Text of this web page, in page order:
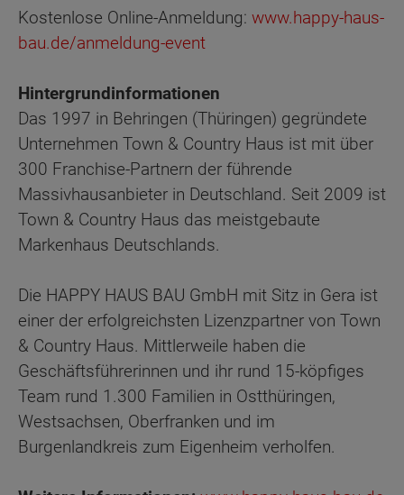
Kostenlose Online-Anmeldung: www.happy-haus-
bau.de/anmeldung-event
Hintergrundinformationen
Das 1997 in Behringen (Thüringen) gegründete
Unternehmen Town & Country Haus ist mit über
300 Franchise-Partnern der führende
Massivhausanbieter in Deutschland. Seit 2009 ist
Town & Country Haus das meistgebaute
Markenhaus Deutschlands.
Die HAPPY HAUS BAU GmbH mit Sitz in Gera ist
einer der erfolgreichsten Lizenzpartner von Town
& Country Haus. Mittlerweile haben die
Geschäftsführerinnen und ihr rund 15-köpfiges
Team rund 1.300 Familien in Ostthüringen,
Westsachsen, Oberfranken und im
Burgenlandkreis zum Eigenheim verholfen.